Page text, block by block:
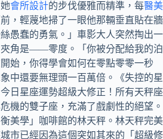
會所設計的步伐優雅而精準，每醫美
，輕蔑地掃了一眼他那輛垂直貼在牆
愚蠢的勇氣。」車影大人突然掏出一
夾角是——零度。「你被分配給我的泊
始，你得學會如何在零點零零一秒
中還要無理頭一百萬倍。《失控的星
日星座運勢超級大修正！所有天秤座
機的雙子座，充滿了戲劇性的絕望。
美學」咖啡館的林天秤。林天秤完美
市已經因為這個突如其來的「超級修